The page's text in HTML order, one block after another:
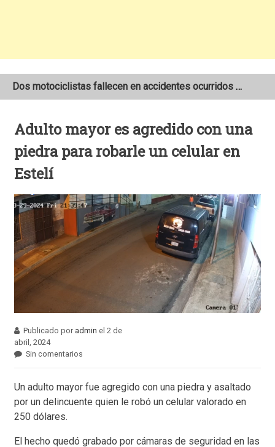
Dos motociclistas fallecen en accidentes ocurridos en la Carretera Nueva a León
NOAA mantiene pronóstico de una temporada de huracanes por debajo de lo normal en el Atlántico
Adulto mayor es agredido con una
piedra para robarle un celular en
Estelí
Publicado por admin el 2 de
abril, 2024
Sin comentarios
Un adulto mayor fue agregido con una piedra y asaltado
por un delincuente quien le robó un celular valorado en
250 dólares.
El hecho quedó grabado por cámaras de seguridad en las